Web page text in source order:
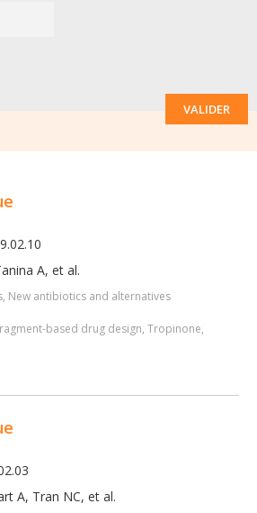
VALIDER
A, et al.
, New antibiotics and alternatives
based drug design, Tropinone,
A, Tran NC, et al.